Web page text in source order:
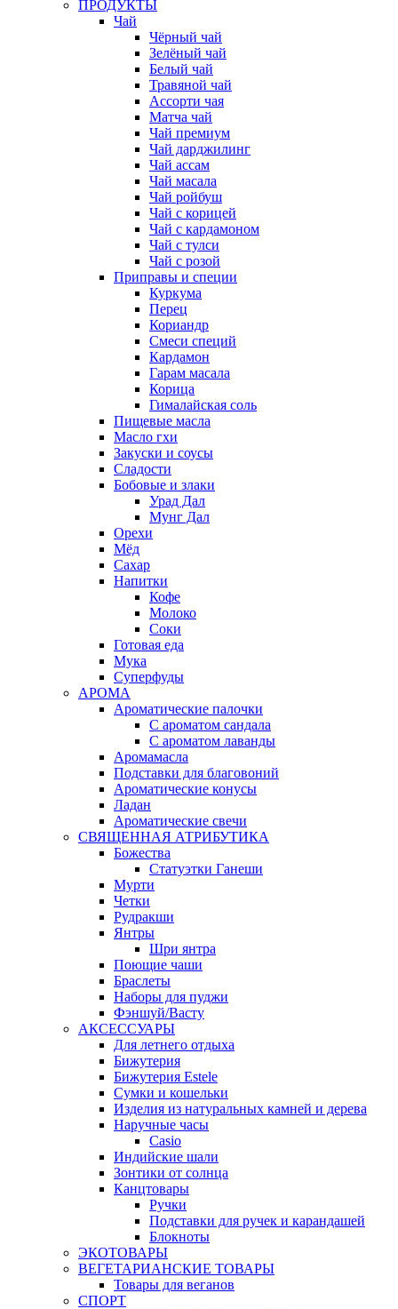
ПРОДУКТЫ
Чай
Чёрный чай
Зелёный чай
Белый чай
Травяной чай
Ассорти чая
Матча чай
Чай премиум
Чай дарджилинг
Чай ассам
Чай масала
Чай ройбуш
Чай с корицей
Чай с кардамоном
Чай с тулси
Чай с розой
Приправы и специи
Куркума
Перец
Кориандр
Смеси специй
Кардамон
Гарам масала
Корица
Гималайская соль
Пищевые масла
Масло гхи
Закуски и соусы
Сладости
Бобовые и злаки
Урад Дал
Мунг Дал
Орехи
Мёд
Сахар
Напитки
Кофе
Молоко
Соки
Готовая еда
Мука
Суперфуды
АРОМА
Ароматические палочки
С ароматом сандала
С ароматом лаванды
Аромамасла
Подставки для благовоний
Ароматические конусы
Ладан
Ароматические свечи
СВЯЩЕННАЯ АТРИБУТИКА
Божества
Статуэтки Ганеши
Мурти
Четки
Рудракши
Янтры
Шри янтра
Поющие чаши
Браслеты
Наборы для пуджи
Фэншуй/Васту
АКСЕССУАРЫ
Для летнего отдыха
Бижутерия
Бижутерия Estele
Сумки и кошельки
Изделия из натуральных камней и дерева
Наручные часы
Casio
Индийские шали
Зонтики от солнца
Канцтовары
Ручки
Подставки для ручек и карандашей
Блокноты
ЭКОТОВАРЫ
ВЕГЕТАРИАНСКИЕ ТОВАРЫ
Товары для веганов
СПОРТ